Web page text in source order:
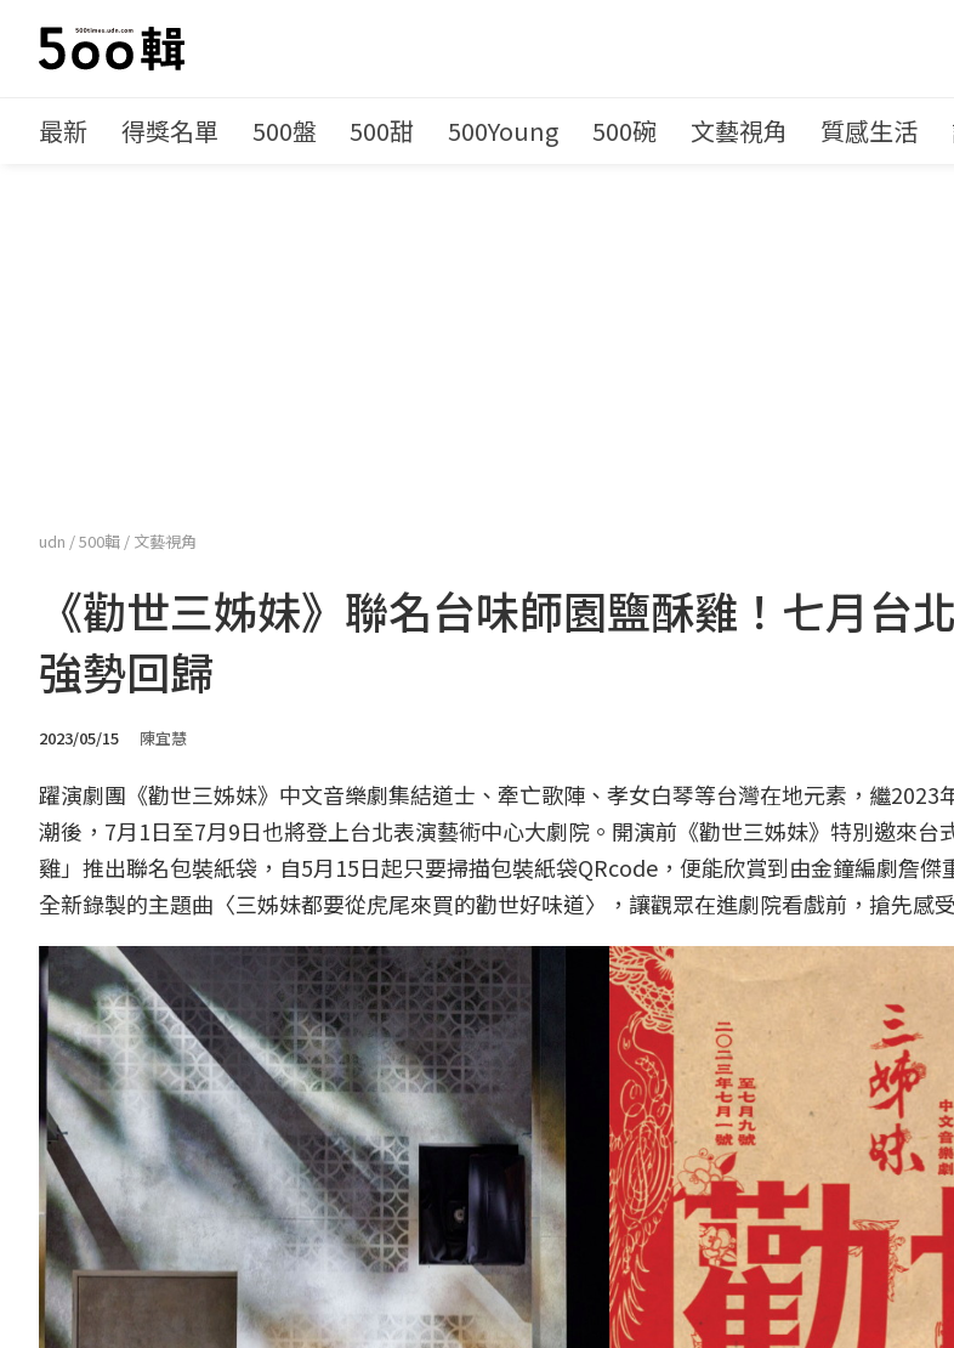
最新 得獎名單 500盤 500甜 500Young 500碗 文藝視角 質感生活
udn /500輯 / 文藝視角
《勸世三姊妹》聯名台味師園鹽酥雞！七月台
強勢回歸
2023/05/15 陳宜慧
躍演劇團《勸世三姊妹》中文音樂劇集結道士、牽亡歌陣、孝女白琴等台灣在地元素，繼2023
潮後，7月1日至7月9日也將登上台北表演藝術中心大劇院。開演前《勸世三姊妹》特別邀來台
雞」推出聯名包裝紙袋，自5月15日起只要掃描包裝紙袋QRcode，便能欣賞到由金鐘編劇詹傑
全新錄製的主題曲〈三姊妹都要從虎尾來買的勸世好味道〉，讓觀眾在進劇院看戲前，搶先感